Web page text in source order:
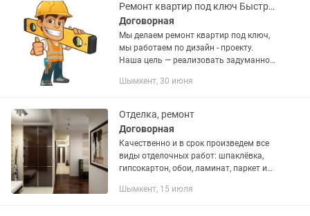
Ремонт квартир под ключ Быстро не дорого
Договорная
Мы делаем ремонт квартир под ключ,
мы работаем по дизайн - проекту.
Наша цель — реализовать задуманное
гнездышко. Мы - опытная команда
Шымкент, 30 июня
Отделка, ремонт
Договорная
Качественно и в срок произведем все
виды отделочных работ: шпаклёвка,
гипсокартон, обои, ламинат, паркет и
мозаика,керамогранит, пластиковые
Шымкент, 15 июля